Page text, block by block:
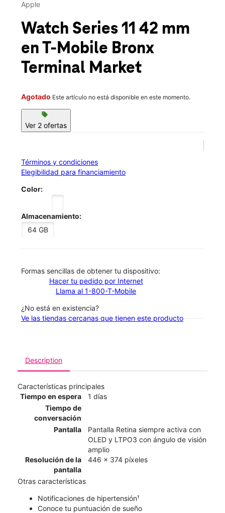
Mar.:
Jue.: Cerrado temporalmente
location_on
651 River Avenue Bronx, NY 10451
Esta tienda está cerrada temporalmente. Estaremos
encantados de atenderte en una tienda cercana y
Apple
Watch Series 11 42 mm
en T-Mobile Bronx
Terminal Market
Agotado Este artículo no está disponible en este momento.
sell
Ver 2 ofertas
Términos y condiciones
Elegibilidad para financiamiento
Color:
Almacenamiento:
64 GB
​​​​​​​Formas sencillas de obtener tu dispositivo:
Hacer tu pedido por Internet
Llama al 1-800-T-Mobile
¿No está en existencia?
Ve las tiendas cercanas que tienen este producto
Description
Características principales
Tiempo en espera
1 días
Tiempo de
conversación
Pantalla
Pantalla Retina siempre activa con
OLED y LTPO3 con ángulo de visión
amplio
Resolución de la
pantalla
446 x 374 píxeles
Otras características
Notificaciones de hipertensión¹
Conoce tu puntuación de sueño